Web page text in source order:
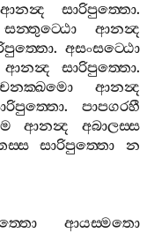
ආනන්‍ද සාරිපුත‍්තො.
සන‍්තුට‍්ඨො
ආනන්‍ද
. අසංසට‍්ඨො
ආනන්‍ද සාරිපුත‍්තො.
ආනන්‍ද
. පාපගරහී
ආනන්‍ද
අබාලස‍්ස
සාරිපුත‍්තො
න
ආයස‍්මතො